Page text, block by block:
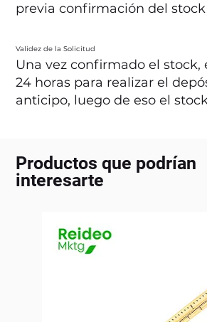
previa confirmación del
Validez de la Solicitud
Una vez confirmado el stock,
24 horas para realizar el
anticipo, luego de eso el
Productos que podrían
interesarte